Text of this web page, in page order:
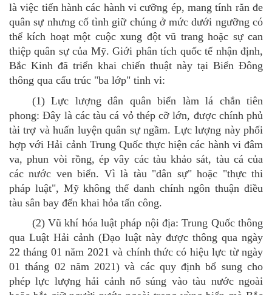
là việc tiến hành các hành vi cưỡng ép, mang tính răn đe
quân sự nhưng cố tình giữ chúng ở mức dưới ngưỡng có
thể kích hoạt một cuộc xung đột vũ trang hoặc sự can
thiệp quân sự của Mỹ. Giới phân tích quốc tế nhận định,
Bắc Kinh đã triển khai chiến thuật này tại Biển Đông
thông qua cấu trúc "ba lớp" tinh vi:
(1)Lực lượng dân quân biển làm lá chắn tiên
phong: Đây là các tàu cá vỏ thép cỡ lớn, được chính phủ
tài trợ và huấn luyện quân sự ngầm. Lực lượng này phối
hợp với Hải cảnh Trung Quốc thực hiện các hành vi đâm
va, phun vòi rồng, ép vây các tàu khảo sát, tàu cá của
các nước ven biển. Vì là tàu "dân sự" hoặc "thực thi
pháp luật", Mỹ không thể danh chính ngôn thuận điều
tàu sân bay đến khai hỏa tấn công.
(2)Vũ khí hóa luật pháp nội địa: Trung Quốc thông
qua Luật Hải cảnh (Đạo luật này được thông qua ngày
22 tháng 01 năm 2021 và chính thức có hiệu lực từ ngày
01 tháng 02 năm 2021) và các quy định bổ sung cho
phép lực lượng hải cảnh nổ súng vào tàu nước ngoài